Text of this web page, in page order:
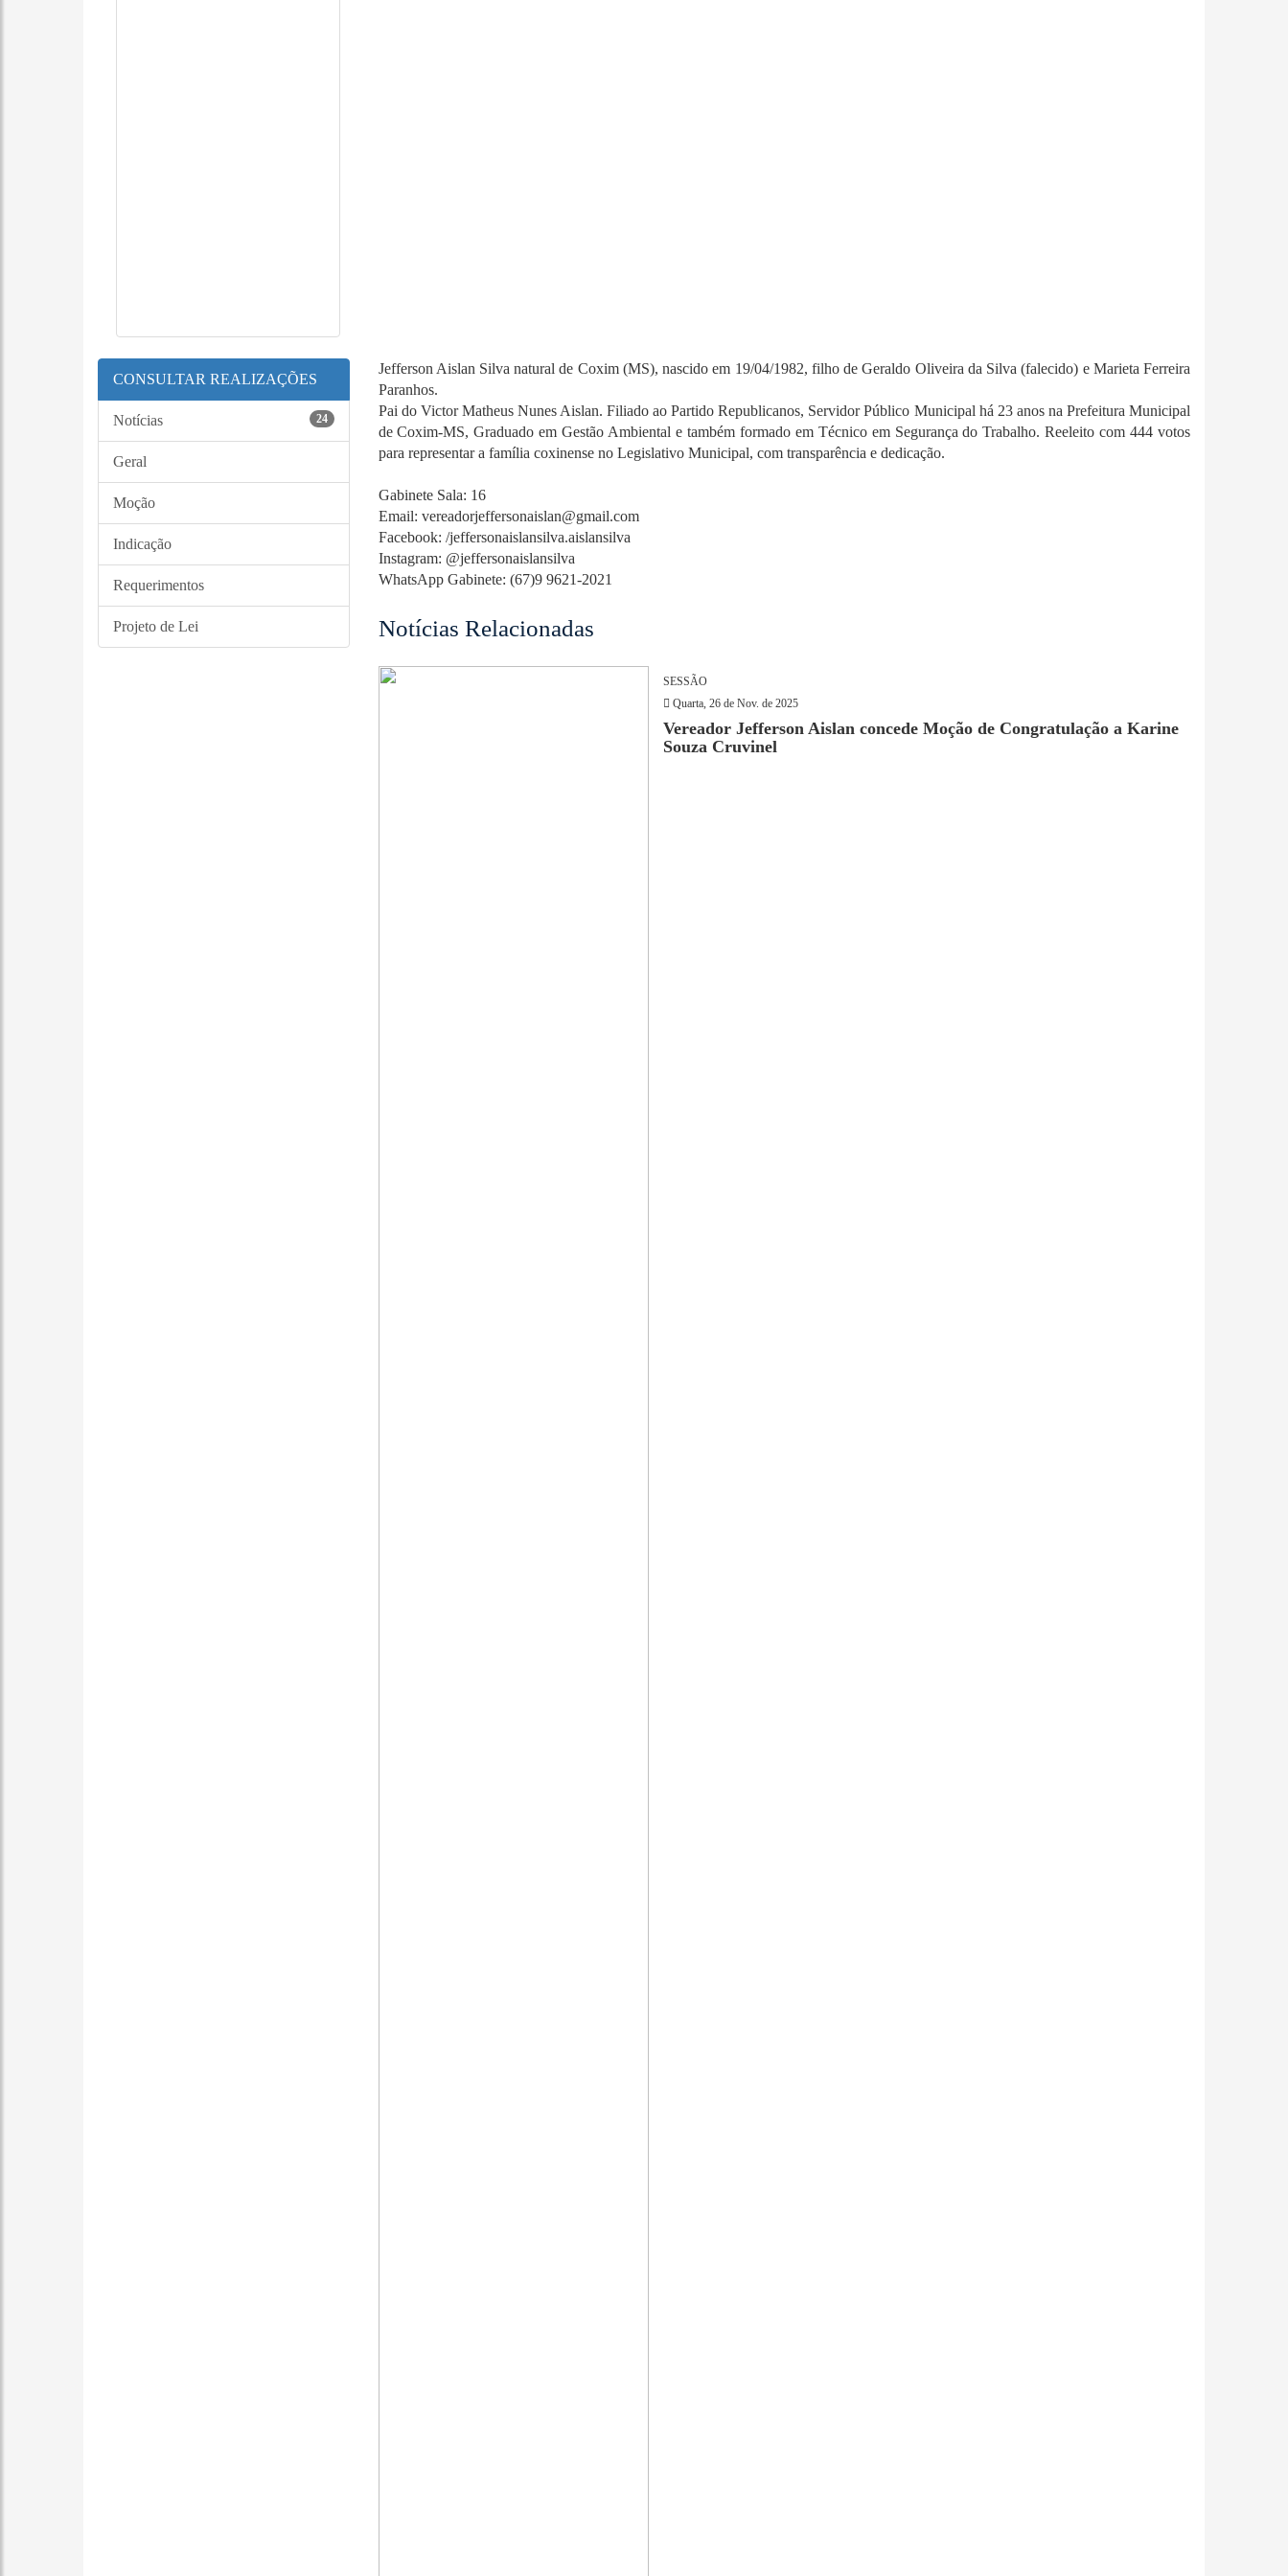
CONSULTAR REALIZAÇÕES
Notícias 24
Geral
Moção
Indicação
Requerimentos
Projeto de Lei
Jefferson Aislan Silva natural de Coxim (MS), nascido em 19/04/1982, filho de Geraldo Oliveira da Silva (falecido) e Marieta Ferreira
Paranhos.
Pai do Victor Matheus Nunes Aislan. Filiado ao Partido Republicanos, Servidor Público Municipal há 23 anos na Prefeitura Municipal
de Coxim-MS, Graduado em Gestão Ambiental e também formado em Técnico em Segurança do Trabalho. Reeleito com 444 votos
para representar a família coxinense no Legislativo Municipal, com transparência e dedicação.
Gabinete Sala: 16
Email: vereadorjeffersonaislan@gmail.com
Facebook: /jeffersonaislansilva.aislansilva
Instagram: @jeffersonaislansilva
WhatsApp Gabinete: (67)9 9621-2021
Notícias Relacionadas
SESSÃO
Quarta, 26 de Nov. de 2025
Vereador Jefferson Aislan concede Moção de Congratulação a Karine
Souza Cruvinel